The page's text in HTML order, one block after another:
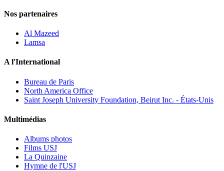
Nos partenaires
Al Mazeed
Lamsa
A l'International
Bureau de Paris
North America Office
Saint Joseph University Foundation, Beirut Inc. - États-Unis
Multimédias
Albums photos
Films USJ
La Quinzaine
Hymne de l'USJ